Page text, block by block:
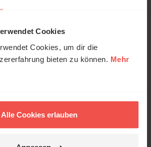
Cookies
Cookies, um dir die
bieten zu können. Mehr
Alle Cookies erlauben
Paperback
lieferbar